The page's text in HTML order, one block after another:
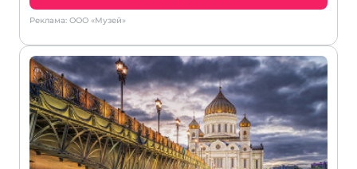
Реклама: ООО «Музей»